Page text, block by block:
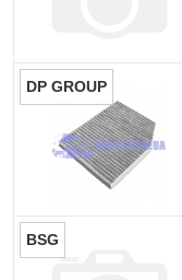
DP GROUP
BSG